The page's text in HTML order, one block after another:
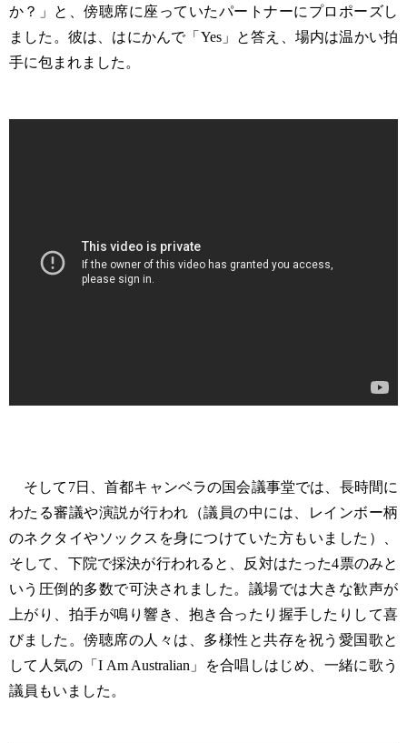
か？」と、傍聴席に座っていたパートナーにプロポーズし
ました。彼は、はにかんで「Yes」と答え、場内は温かい拍
手に包まれました。
そして7日、首都キャンベラの国会議事堂では、長時間に
わたる審議や演説が行われ（議員の中には、レインボー柄
のネクタイやソックスを身につけていた方もいました）、
そして、下院で採決が行われると、反対はたった4票のみと
いう圧倒的多数で可決されました。議場では大きな歓声が
上がり、拍手が鳴り響き、抱き合ったり握手したりして喜
びました。傍聴席の人々は、多様性と共存を祝う愛国歌と
して人気の「I Am Australian」を合唱しはじめ、一緒に歌う
議員もいました。